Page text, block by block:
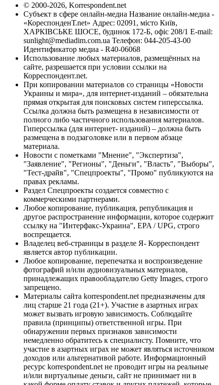
© 2000-2026, Korrespondent.net
Субъект в сфере онлайн-медиа Название онлайн-медиа -
«КореспонденТ.net» Адрес: 02091, місто Київ,
ХАРКІВСЬКЕ ШОСЕ, будинок 172-Б, офіс 208/1 E-mail:
sunlight@mediadim.com.ua Телефон: 044-205-43-00
Идентификатор медиа - R40-06068
Использование любых материалов, размещённых на
сайте, разрешается при условии ссылки на
Корреспондент.net.
При копировании материалов со страницы «Новости
Украины и мира», для интернет-изданий – обязательна
прямая открытая для поисковых систем гиперссылка.
Ссылка должна быть размещена в независимости от
полного либо частичного использования материалов.
Гиперссылка (для интернет- изданий) – должна быть
размещена в подзаголовке или в первом абзаце
материала.
Новости с пометками "Мнение", "Экспертиза",
"Заявление", "Регионы", "Деньги", "Власть", "Выборы",
"Тест-драйв", "Спецпроекты", "Промо" публикуются на
правах рекламы.
Раздел Спецпроекты создается совместно с
коммерческими партнерами.
Любое копирование, публикация, републикация и
другое распространение информации, которое содержит
ссылку на "Интерфакс-Украина", EPA / UPG, строго
воспрещается.
Владелец веб-страницы в разделе Я- Корреспондент
является автор публикации.
Любое копирование, перепечатка и воспроизведение
фотографий и/или аудиовизуальных материалов,
принадлежащих правообладателю Getty Images, строго
запрещено.
Материалы сайта korrespondent.net предназначены для
лиц старше 21 года (21+). Участие в азартных играх
может вызвать игровую зависимость. Соблюдайте
правила (принципы) ответственной игры. При
обнаружении первых признаков зависимости
немедленно обратитесь к специалисту. Помните, что
участие в азартных играх не может являться источником
доходов или альтернативой работе. Информационный
ресурс korrespondent.net не проводит игры на реальные
и/или виртуальные деньги, сайт не принимает ни в